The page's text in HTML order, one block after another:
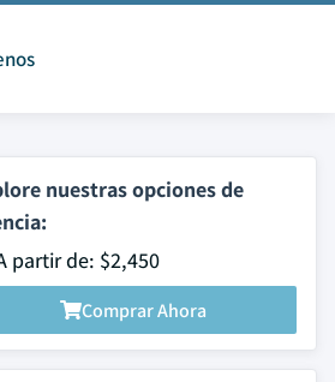
nuestras opciones de
partir de: $2,450
Comprar Ahora